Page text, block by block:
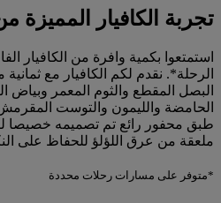
تجربة الكافيار المميزة
استمتعوا بكمية وافرة من الكافيار
الرحلة*. نقدم لكم الكافيار مع
البصل المقطع والثوم المعمر وبياض
الحامضة والليمون والتوست المقرمش
طبق محفور رائع تم تصميمه خصيصا
ملعقة من عرق اللؤلؤ للحفاظ على
*متوفر على مسارات رحلات محددة